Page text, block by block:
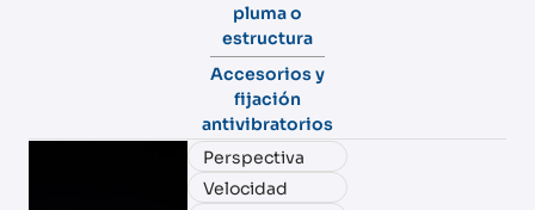
pluma o
estructura
Accesorios y
fijación
antivibratorios
Perspectiva
Velocidad